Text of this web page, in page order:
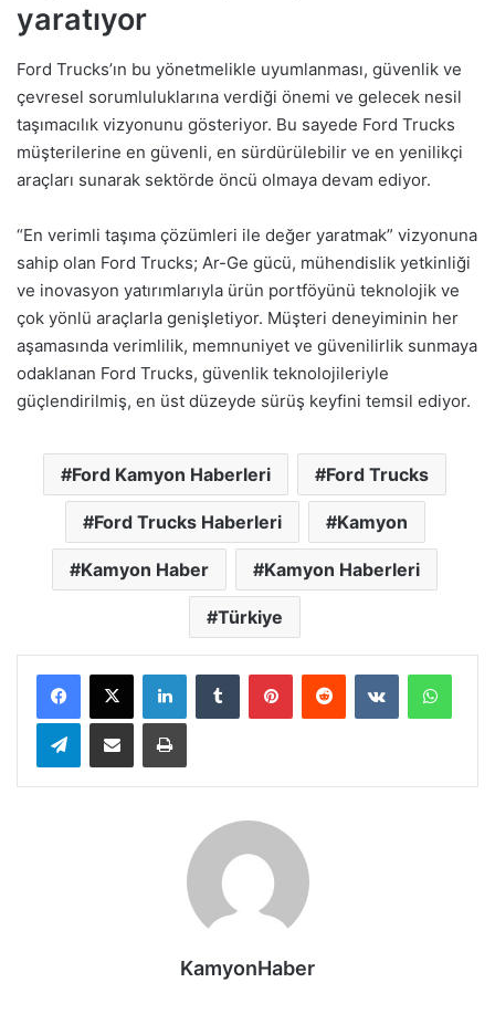
yaratıyor
Ford Trucks’ın bu yönetmelikle uyumlanması, güvenlik ve
çevresel sorumluluklarına verdiği önemi ve gelecek nesil
taşımacılık vizyonunu gösteriyor. Bu sayede Ford Trucks
müşterilerine en güvenli, en sürdürülebilir ve en yenilikçi
araçları sunarak sektörde öncü olmaya devam ediyor.
“En verimli taşıma çözümleri ile değer yaratmak” vizyonuna
sahip olan Ford Trucks; Ar-Ge gücü, mühendislik yetkinliği
ve inovasyon yatırımlarıyla ürün portföyünü teknolojik ve
çok yönlü araçlarla genişletiyor. Müşteri deneyiminin her
aşamasında verimlilik, memnuniyet ve güvenilirlik sunmaya
odaklanan Ford Trucks, güvenlik teknolojileriyle
güçlendirilmiş, en üst düzeyde sürüş keyfini temsil ediyor.
Ford Kamyon Haberleri Ford Trucks
Ford Trucks Haberleri Kamyon
Kamyon Haber Kamyon Haberleri
Türkiye
LinkedInTumblr PinterestReddit VKontakte
TelegramE-Posta ile paylaş Yazdır
KamyonHaber